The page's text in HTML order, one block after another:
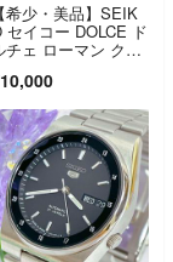
【希少・美品】SEIK
セイコー DOLCE ド
チェ ローマン クォ